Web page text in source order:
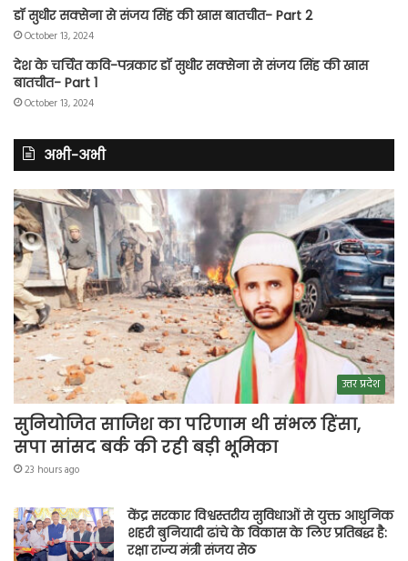
डॉ सुधीर सक्सेना से संजय सिंह की खास बातचीत- Part 2
October 13, 2024
देश के चर्चित कवि-पत्रकार डॉ सुधीर सक्सेना से संजय सिंह की खास
बातचीत- Part 1
October 13, 2024
अभी-अभी
उत्तर प्रदेश
सुनियोजित साजिश का परिणाम थी संभल हिंसा,
सपा सांसद बर्क की रही बड़ी भूमिका
23 hours ago
केंद्र सरकार विश्वस्तरीय सुविधाओं से युक्त आधुनिक
शहरी बुनियादी ढांचे के विकास के लिए प्रतिबद्ध है:
रक्षा राज्य मंत्री संजय सेठ